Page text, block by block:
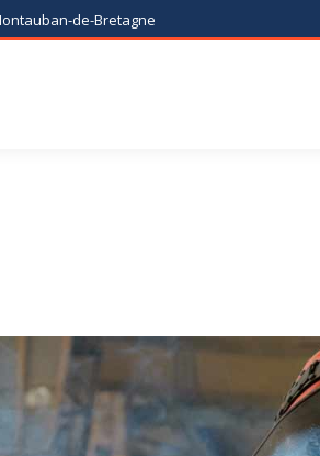
de-Bretagne